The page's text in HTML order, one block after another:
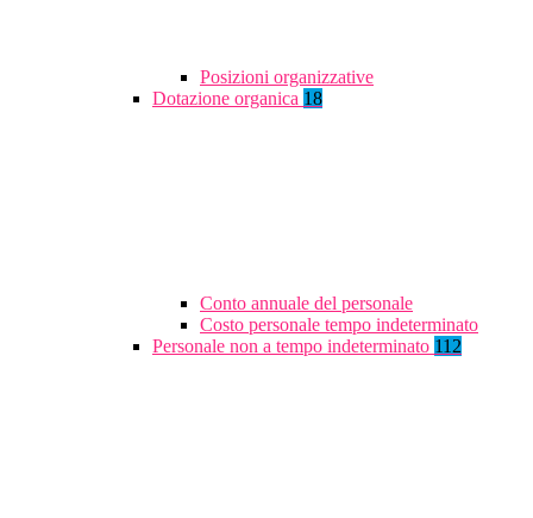
Posizioni organizzative
Dotazione organica 18
Conto annuale del personale
Costo personale tempo indeterminato
Personale non a tempo indeterminato 112